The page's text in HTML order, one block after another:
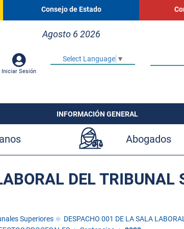
Consejo de Estado
Agosto 6 2026
Iniciar Sesión
Select Language ▼
INFORMACIÓN GENERAL
Abogados
DEL TRIBUNAL
Superiores
DESPACHO 001 DE LA SALA